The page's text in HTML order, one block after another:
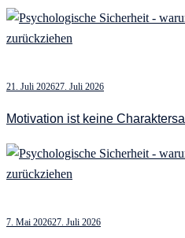
21. Juli 202627. Juli 2026
Motivation ist keine
7. Mai 202627. Juli 2026